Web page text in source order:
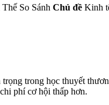
So Sánh Chủ đề Kinh
trong học thuyết
phí cơ hội thấp hơn.